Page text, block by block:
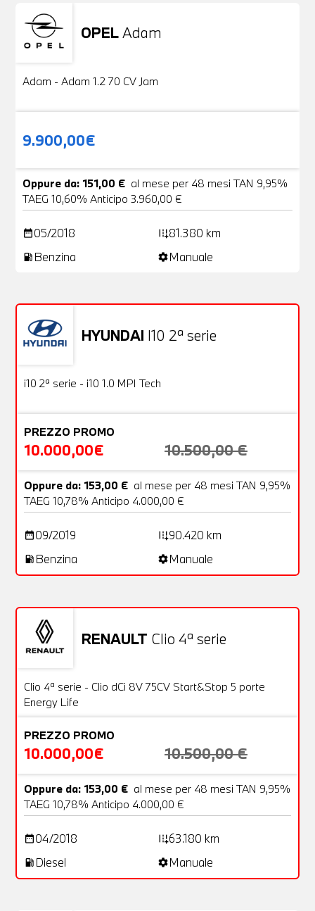
OPELAdam
Usato
Adam - Adam 1.2 70 CV Jam
9.900,00€
Oppure da: 151,00 € al mese per 48 mesi TAN 9,95%
TAEG 10,60% Anticipo 3.960,00 €
date_range05/2018 add_road81.380 km
local_gas_station Benzina settingsManuale
HYUNDAI I10 2ª serie
OFFERTA
Usato
i10 2ª serie - i10 1.0 MPI Tech
PREZZO PROMO
10.000,00€ 10.500,00 €
Oppure da: 153,00 € al mese per 48 mesi TAN 9,95%
TAEG 10,78% Anticipo 4.000,00 €
date_range09/2019 add_road90.420 km
local_gas_station Benzina settingsManuale
RENAULT Clio 4ª serie
OFFERTA
Usato
Clio 4ª serie - Clio dCi 8V 75CV Start&Stop 5 porte
Energy Life
PREZZO PROMO
10.000,00€ 10.500,00 €
Oppure da: 153,00 € al mese per 48 mesi TAN 9,95%
TAEG 10,78% Anticipo 4.000,00 €
date_range04/2018 add_road63.180 km
local_gas_station Diesel settingsManuale